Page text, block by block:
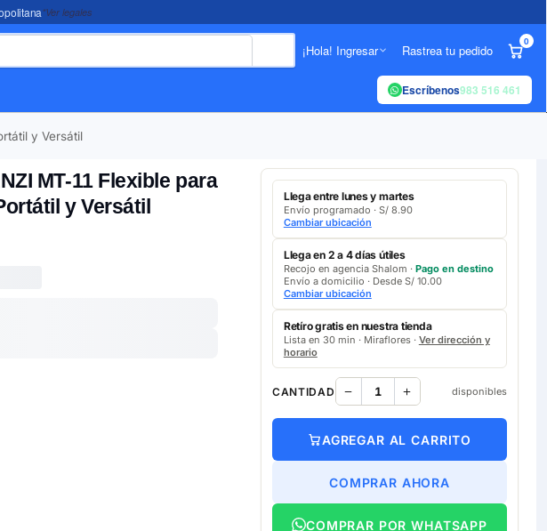
*Ver legales
¡Hola! Ingresar Rastrea tu pedido
0
Escríbenos983 516 461
y Versátil
MT-11 Flexible para
y Versátil
Llega entre lunes y martes
Envío programado · S/ 8.90
Cambiar ubicación
Llega en 2 a 4 días útiles
Recojo en agencia Shalom · Pago en destino
Envío a domicilio · Desde S/ 10.00
Cambiar ubicación
Retíro gratis en nuestra tienda
Lista en 30 min · Miraflores · Ver dirección y
horario
CANTIDAD disponibles
AGREGAR AL CARRITO
COMPRAR AHORA
COMPRAR POR WHATSAPP